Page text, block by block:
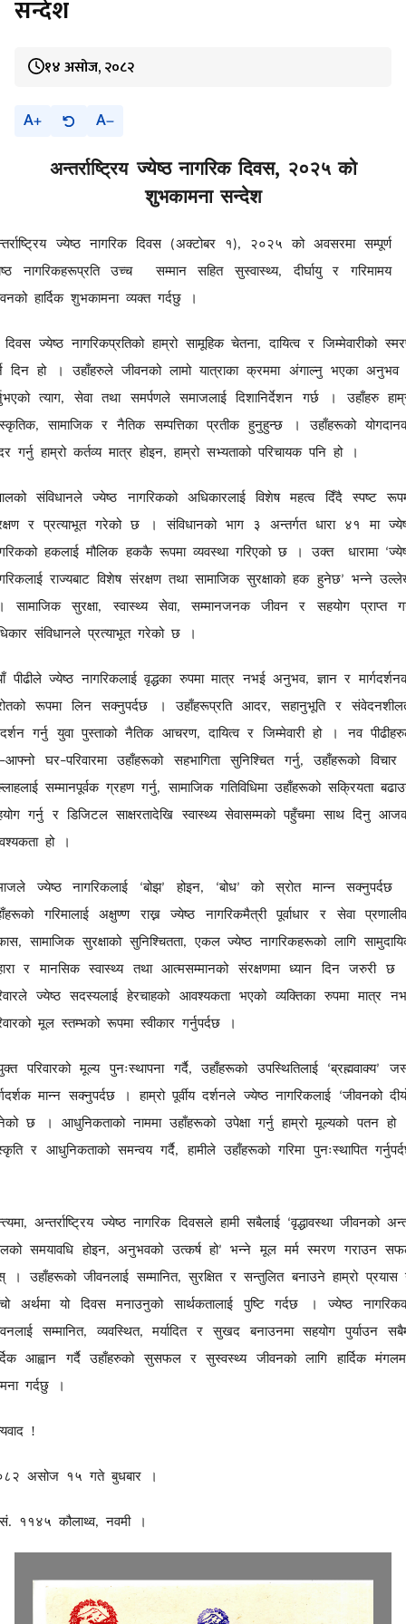
सन्देश
१४ असोज, २०८२
A A
अन्तर्राष्ट्रियज्येष्ठ नागरिक दिवस, २०२५ को
शुभकामना सन्देश
ज्येष्ठ नागरिक दिवस(अक्टोबर १ ), २०२५ को अवसरमा
सम्पूर्ण
नागरिकहरूप्रति उच्च सम्मान सहित सुस्वास्थ्य,दीर्घायु र
गरिमामय
हार्दिक शुभकामना व्यक्त गर्दछु ।
दिवस ज्येष्ठ नागरिकप्रतिको हाम्रो सामूहिक चेतना,दायित्व र जिम्मेवारीको
दिन हो । उहाँहरुले जीवनको लामो यात्राका क्रममा अंगाल्नु भएका अनुभव
त्याग,सेवा तथा समर्पणले समाजलाई दिशानिर्देशन गर्छ । उहाँहरु
,सामाजिक र नैतिक सम्पत्तिका प्रतीक हुनुहुन्छ । उहाँहरूको
गर्नु हाम्रो कर्तव्य मात्र होइन,हाम्रो सभ्यताको परिचायक पनि हो ।
संविधानले ज्येष्ठ नागरिकको अधिकारलाई विशेष महत्व दिँदै स्पष्ट
र प्रत्याभूत गरेको छ । संविधानको भाग ३ अन्तर्गत धारा ४१ मा
हकलाई मौलिक हककै रूपमा व्यवस्था गरिएको छ । उक्त धारामा‘
राज्यबाट विशेष संरक्षण तथा सामाजिक सुरक्षाको हक हुनेछ’ भन्ने
सामाजिक सुरक्षा,स्वास्थ्य सेवा,सम्मानजनक जीवन र सहयोग प्राप्त
संविधानले प्रत्याभूत गरेको छ ।
पीढीले ज्येष्ठ नागरिकलाई वृद्धका रुपमा मात्र नभई अनुभव,ज्ञान र
रूपमा लिन सक्नुपर्दछ । उहाँहरूप्रति आदर,सहानुभूति र
गर्नु युवा पुस्ताको नैतिक आचरण,दायित्व र जिम्मेवारी हो । नव
–आफ्नो घर–परिवारमा उहाँहरूको सहभागिता सुनिश्चित गर्नु,उहाँहरूको
विचार
सम्मानपूर्वक ग्रहण गर्नु,सामाजिक गतिविधिमा उहाँहरूको सक्रियता
गर्नु र डिजिटल साक्षरतादेखि स्वास्थ्य सेवासम्मको पहुँचमा साथ दिनु
हो ।
ज्येष्ठ नागरिकलाई ‘बोझ’होइन, ‘बोध’को स्रोत मान्न सक्नुपर्दछ
गरिमालाई अक्षुण्ण राख्न ज्येष्ठ नागरिकमैत्री पूर्वाधार र सेवा
,सामाजिक सुरक्षाको सुनिश्चितता,एकल ज्येष्ठ नागरिकहरूको लागि
र मानसिक स्वास्थ्य तथा आत्मसम्मानको संरक्षणमा ध्यान दिन जरुरी छ
ज्येष्ठ सदस्यलाई हेरचाहको आवश्यकता भएको व्यक्तिका रुपमा मात्र
मूल स्तम्भको रूपमा स्वीकार गर्नुपर्दछ ।
परिवारको मूल्य पुनःस्थापना गर्दै,उहाँहरूको उपस्थितिलाई‘ब्रह्मवाक्य’
मान्न सक्नुपर्दछ । हाम्रो पूर्वीय दर्शनले ज्येष्ठ नागरिकलाई ‘जीवनको
छ । आधुनिकताको नाममा उहाँहरूको उपेक्षा गर्नु हाम्रो मूल्यको पतन हो
र आधुनिकताको समन्वय गर्दै,हामीले उहाँहरूको गरिमा पुनःस्थापित
,अन्तर्राष्ट्रियज्येष्ठ नागरिक दिवसले हामी सबैलाई‘वृद्धावस्था जीवनको
समयावधि होइन,अनुभवको उत्कर्ष हो’भन्ने मूल मर्म स्मरण गराउन
। उहाँहरूको जीवनलाई सम्मानित,सुरक्षित र सन्तुलित बनाउने हाम्रो प्रयास
अर्थमा यो दिवस मनाउनुको सार्थकतालाई पुष्टि गर्दछ । ज्येष्ठ
सम्मानित,व्यवस्थित,मर्यादित र सुखद बनाउनमा सहयोग पुर्याउन
आह्वान गर्दै उहाँहरुको सुसफल र सुस्वस्थ्य जीवनको लागि हार्दिक
गर्दछु ।
!
असोज १५ गते बुधबार ।
सं. ११४५ कौलाथ्व,नवमी ।